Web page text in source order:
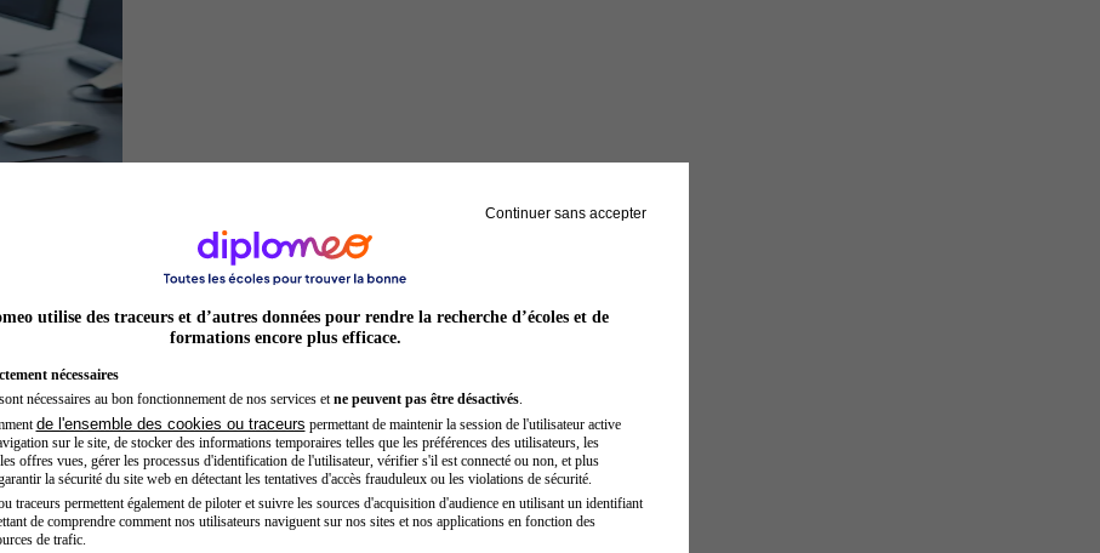
Développeur web
Continuer sans accepter
utilise des traceurs et d’autres données pour rendre la recherche d’écoles et de
formations encore plus efficace.
nécessaires
nécessaires au bon fonctionnement de nos services et ne peuvent pas être désactivés.
de l'ensemble des cookies ou traceurs permettant de maintenir la session de l'utilisateur active
sur le site, de stocker des informations temporaires telles que les préférences des utilisateurs, les
offres vues, gérer les processus d'identification de l'utilisateur, vérifier s'il est connecté ou non, et plus
la sécurité du site web en détectant les tentatives d'accès frauduleux ou les violations de sécurité.
traceurs permettent également de piloter et suivre les sources d'acquisition d'audience en utilisant un identifiant
de comprendre comment nos utilisateurs naviguent sur nos sites et nos applications en fonction des
de trafic.